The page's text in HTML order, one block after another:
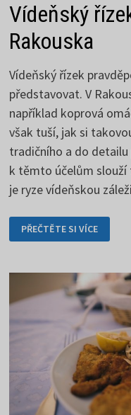
Vídeňský
Rakouska
Vídeňský řízek
představovat. V
například koprová
však tuší, jak si
tradičního a do detailu
k těmto účelům
je ryze vídeňskou
VÍDEŇSKÝ
ŘÍZEK
JAKO
PŘEČTĚTE SI VÍCE